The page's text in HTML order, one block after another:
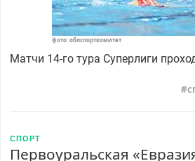
фото: облспорткомитет
Матчи 14-го тура Суперлиги
СПОРТ
Первоуральская